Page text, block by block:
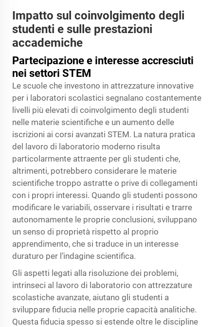
Impatto sul coinvolgimento degli
studenti e sulle prestazioni
accademiche
Partecipazione e interesse accresciuti
nei settori STEM
Le scuole che investono in attrezzature innovative
per i laboratori scolastici segnalano costantemente
livelli più elevati di coinvolgimento degli studenti
nelle materie scientifiche e un aumento delle
iscrizioni ai corsi avanzati STEM. La natura pratica
del lavoro di laboratorio moderno risulta
particolarmente attraente per gli studenti che,
altrimenti, potrebbero considerare le materie
scientifiche troppo astratte o prive di collegamenti
con i propri interessi. Quando gli studenti possono
modificare le variabili, osservare i risultati e trarre
autonomamente le proprie conclusioni, sviluppano
un senso di proprietà rispetto al proprio
apprendimento, che si traduce in un interesse
duraturo per l’indagine scientifica.
Gli aspetti legati alla risoluzione dei problemi,
intrinseci al lavoro di laboratorio con attrezzature
scolastiche avanzate, aiutano gli studenti a
sviluppare fiducia nelle proprie capacità analitiche.
Questa fiducia spesso si estende oltre le discipline